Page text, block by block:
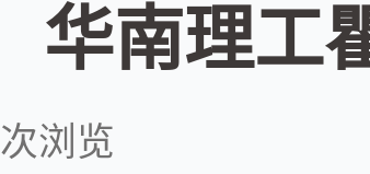
华南理工
次浏览